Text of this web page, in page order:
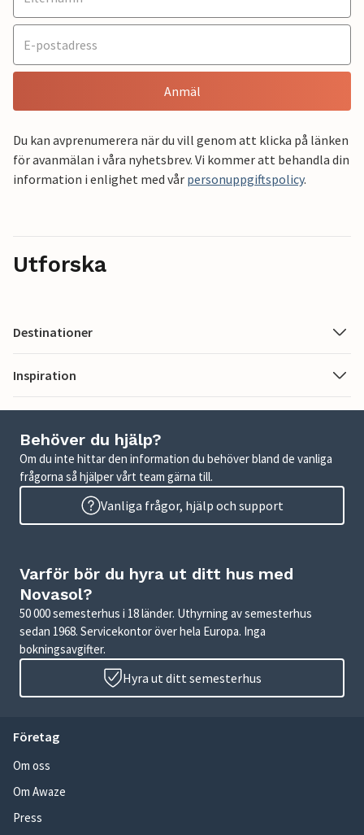
Anmäl
Du kan avprenumerera när du vill genom att klicka på länken
för avanmälan i våra nyhetsbrev. Vi kommer att behandla din
information i enlighet med vår personuppgiftspolicy.
Utforska
Destinationer
Inspiration
Behöver du hjälp?
Om du inte hittar den information du behöver bland de vanliga
frågorna så hjälper vårt team gärna till.
Vanliga frågor, hjälp och support
Varför bör du hyra ut ditt hus med
Novasol?
50 000 semesterhus i 18 länder. Uthyrning av semesterhus
sedan 1968. Servicekontor över hela Europa. Inga
bokningsavgifter.
Hyra ut ditt semesterhus
Företag
Om oss
Om Awaze
Press